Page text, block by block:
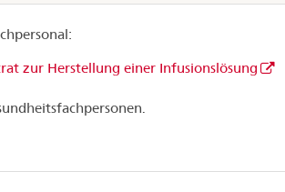
zur Herstellung einer Infusionslösung